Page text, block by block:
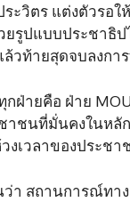
ระวิตร แต่งตัวรอ
ยรูปแบบประชาธิ
วท้ายสุดจบลงกา
ฝ่ายคือ ฝ่าย
าชนที่มั่นคงในหลั
งเวลาของประช
า สถานการณ์ทา